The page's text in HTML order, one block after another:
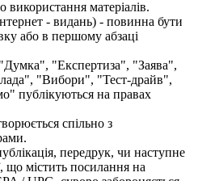
використання матеріалів.
- видань) - повинна бути
або в першому абзаці
"Експертиза", "Заява",
"Вибори", "Тест-драйв",
публікуються на правах
спільно з
передрук, чи наступне
що містить посилання на